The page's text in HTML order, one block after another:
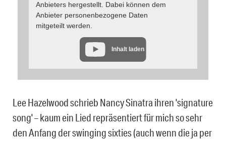
Anbieters hergestellt. Dabei können dem
Anbieter personenbezogene Daten
mitgeteilt werden.
Inhalt laden
Lee Hazelwood schrieb Nancy Sinatra ihren 'signature
song' – kaum ein Lied repräsentiert für mich so sehr
den Anfang der swinging sixties (auch wenn die ja per